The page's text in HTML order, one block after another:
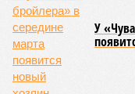
торжественное
единоборств
условия для
высокого класса.
В том же году был